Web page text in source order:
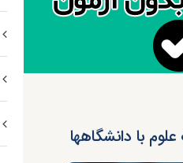
با دانشگاهها